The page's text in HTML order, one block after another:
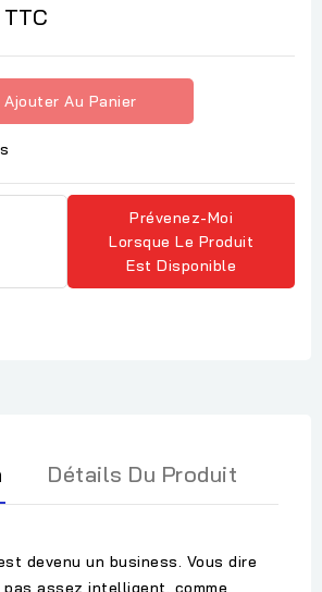
TTC
Ajouter Au Panier
Prévenez-Moi
Lorsque Le Produit
Est Disponible
Détails Du Produit
devenu un business. Vous dire
assez intelligent, comme